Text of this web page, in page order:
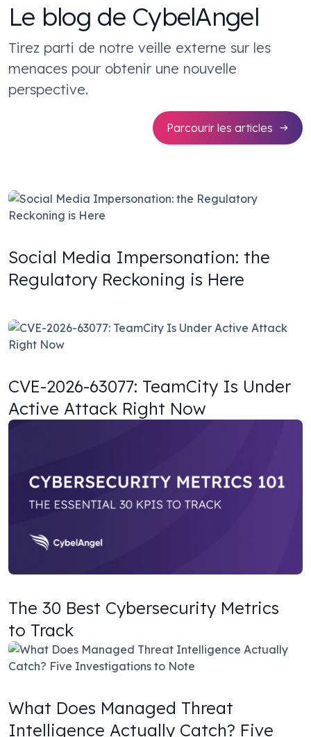
Le blog de CybelAngel
Tirez parti de notre veille externe sur les
menaces pour obtenir une nouvelle
perspective.
Parcourir les articles
Social Media Impersonation: the
Regulatory Reckoning is Here
CVE-2026-63077: TeamCity Is Under
Active Attack Right Now
The 30 Best Cybersecurity Metrics
to Track
What Does Managed Threat
Intelligence Actually Catch? Five